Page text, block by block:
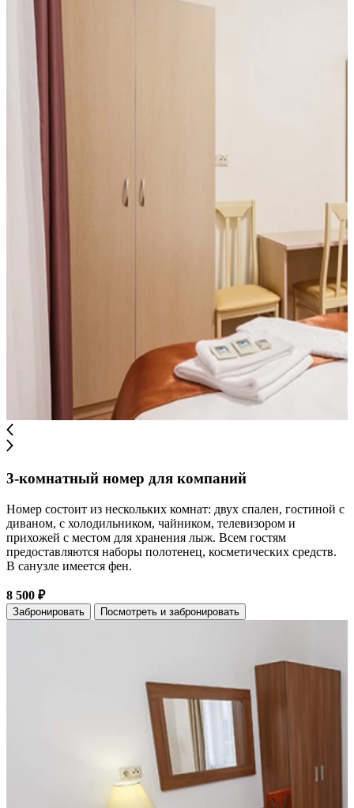
3-комнатный номер для компаний
Номер состоит из нескольких комнат: двух спален, гостиной с
диваном, с холодильником, чайником, телевизором и
прихожей с местом для хранения лыж. Всем гостям
предоставляются наборы полотенец, косметических средств.
В санузле имеется фен.
8 500 ₽
Забронировать Посмотреть и забронировать